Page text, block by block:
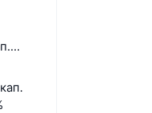
(24 ч)